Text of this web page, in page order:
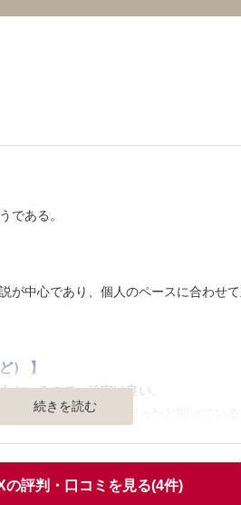
とも出来た。チューターは、現役の
安かったように感じられる。しかし、
。
ことができたため、かなり学力が上が
。
である。
が中心であり、個人のペースに合わせ
） 】
もいるので、治安は良い。
。比較的静かな環境だったと聞いている
続きを読む
の評判・口コミを見る(4件)